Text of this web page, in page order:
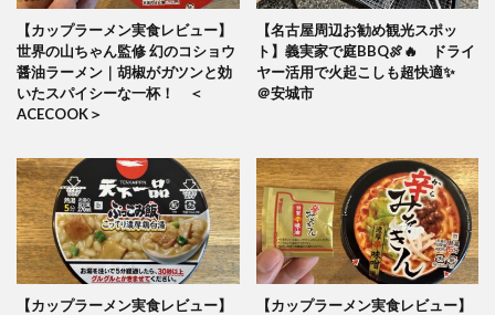
【カップラーメン実食レビュー】
世界の山ちゃん監修 幻のコショウ
醤油ラーメン｜胡椒がガツンと効
いたスパイシーな一杯！ ＜
ACECOOK＞
【名古屋周辺お勧め観光スポッ
ト】義実家で庭BBQ🍖🔥 ドライ
ヤー活用で火起こしも超快適✨
＠安城市
【カップラーメン実食レビュー】
【カップラーメン実食レビュー】